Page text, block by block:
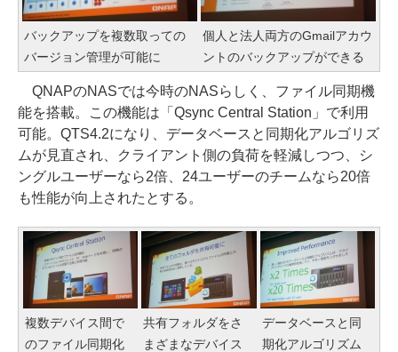
バックアップを複数取っての
バージョン管理が可能に
個人と法人両方のGmailアカウ
ントのバックアップができる
QNAPのNASでは今時のNASらしく、ファイル同期機
能を搭載。この機能は「Qsync Central Station」で利用
可能。QTS4.2になり、データベースと同期化アルゴリズ
ムが見直され、クライアント側の負荷を軽減しつつ、シ
ングルユーザーなら2倍、24ユーザーのチームなら20倍
も性能が向上されたとする。
複数デバイス間で
のファイル同期化
共有フォルダをさ
まざまなデバイス
データベースと同
期化アルゴリズム